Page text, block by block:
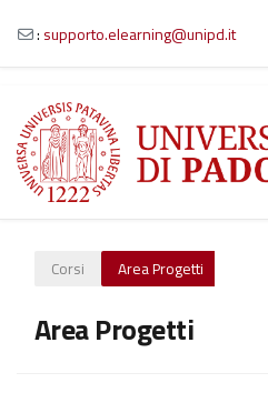
Vai al contenuto principale
: supporto.elearning@unipd.it
Corsi Area Progetti
Area Progetti